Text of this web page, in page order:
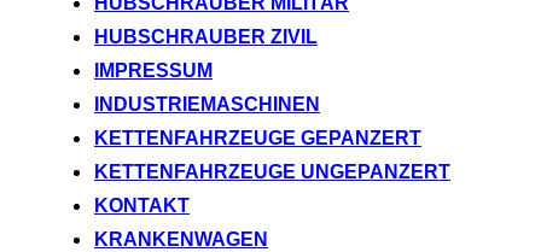
HUBSCHRAUBER ZIVIL
IMPRESSUM
INDUSTRIEMASCHINEN
KETTENFAHRZEUGE GEPANZERT
KETTENFAHRZEUGE UNGEPANZERT
KONTAKT
KRANKENWAGEN